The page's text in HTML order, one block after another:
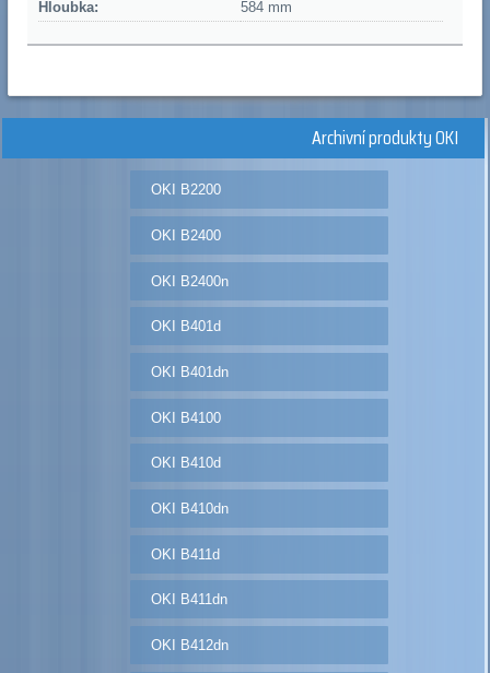
Hloubka: 584 mm
Archivní produkty OKI
OKI B2200
OKI B2400
OKI B2400n
OKI B401d
OKI B401dn
OKI B4100
OKI B410d
OKI B410dn
OKI B411d
OKI B411dn
OKI B412dn